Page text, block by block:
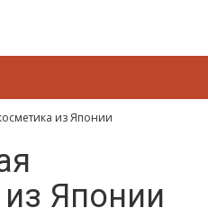
из Японии
Японии